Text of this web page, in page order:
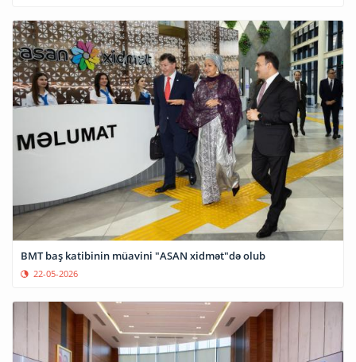
BMT baş katibinin müavini "ASAN xidmət"də olub
22-05-2026